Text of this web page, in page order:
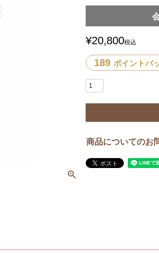
¥20,800税込
189 ポイントバ
商品についてのお